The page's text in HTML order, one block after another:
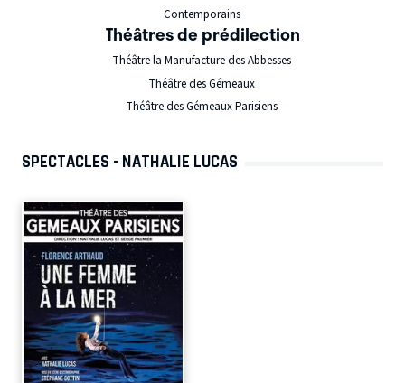
Contemporains
Théâtres de prédilection
Théâtre la Manufacture des Abbesses
Théâtre des Gémeaux
Théâtre des Gémeaux Parisiens
SPECTACLES - NATHALIE LUCAS